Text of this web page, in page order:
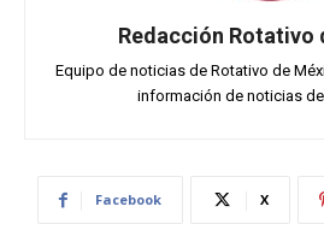
Redacción Rotativo
Equipo de noticias de Rotativo de
información de noticias
Facebook X